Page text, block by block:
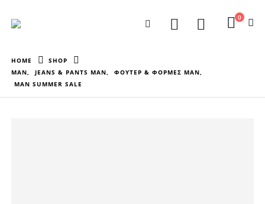
0
HOME
SHOP
MAN, JEANS & PANTS MAN, ΦΟΥΤΕΡ & ΦΟΡΜΕΣ MAN,
MAN SUMMER SALE